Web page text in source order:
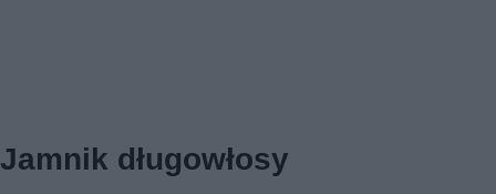
Jamnik długowłosy